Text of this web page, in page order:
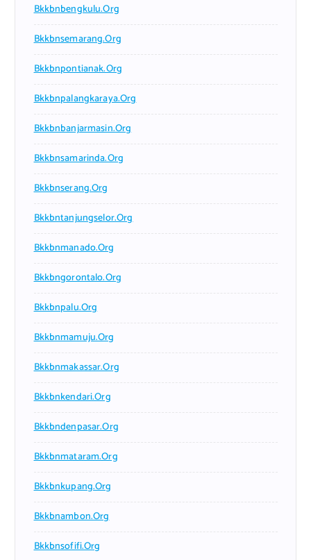
Bkkbnbengkulu.org
Bkkbnsemarang.org
Bkkbnpontianak.org
Bkkbnpalangkaraya.org
Bkkbnbanjarmasin.org
Bkkbnsamarinda.org
Bkkbnserang.org
Bkkbntanjungselor.org
Bkkbnmanado.org
Bkkbngorontalo.org
Bkkbnpalu.org
Bkkbnmamuju.org
Bkkbnmakassar.org
Bkkbnkendari.org
Bkkbndenpasar.org
Bkkbnmataram.org
Bkkbnkupang.org
Bkkbnambon.org
Bkkbnsofifi.org